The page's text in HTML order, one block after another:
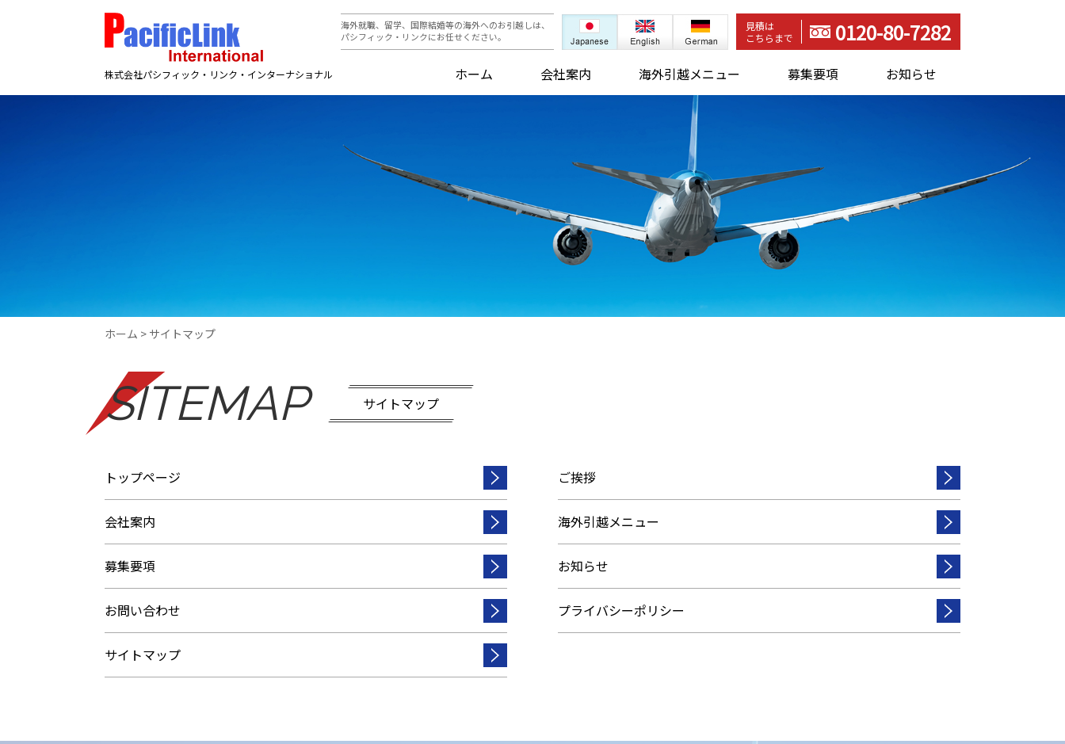
株式会社パシフィック・リンク・インターナショナル
海外就職、留学、国際結婚等の海外へのお引越しは、
パシフィック・リンクにお任せください。
見積は
こちらまで
0120-80-7282
ホーム 会社案内 海外引越メニュー 募集要項 お知らせ
ホーム > サイトマップ
SITEMAP サイトマップ
トップページ ご挨拶
会社案内 海外引越メニュー
募集要項 お知らせ
お問い合わせ プライバシーポリシー
サイトマップ